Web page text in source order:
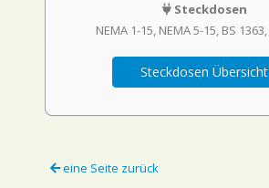
Steckdosen
NEMA 1-15 NEMA 5-15 BS 1363
Steckdosen Übersicht
eine Seite zurück